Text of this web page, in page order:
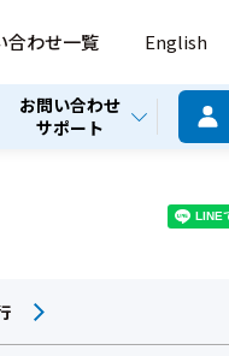
合わせ一覧 English
お問い合わせ
サポート